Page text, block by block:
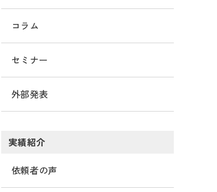
コラム
セミナー
外部発表
実績紹介
依頼者の声